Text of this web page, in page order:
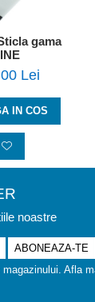
gama
Lei
IN COS
noastre
Afla